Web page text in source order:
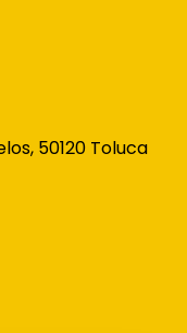
50120 Toluca